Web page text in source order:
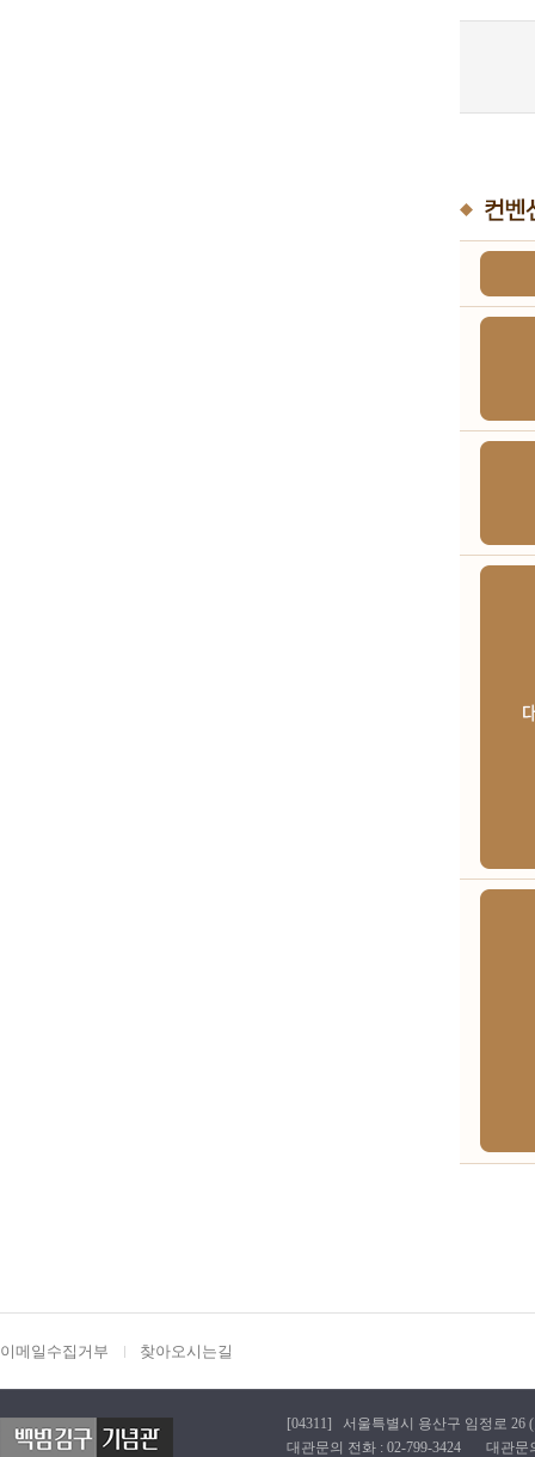
이메일수집거부 찾아오시는길
[04311] 서울특별시 용산구 임정로
대관문의 전화 : 02-799-3424 대관문